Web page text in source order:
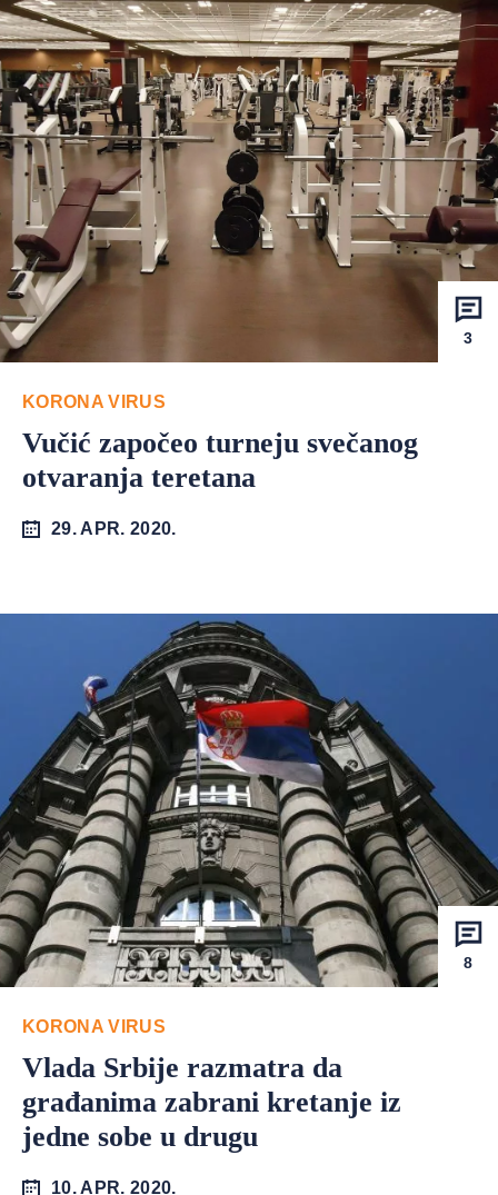
3
KORONA VIRUS
Vučić započeo turneju svečanog
otvaranja teretana
29. APR. 2020.
8
KORONA VIRUS
Vlada Srbije razmatra da
građanima zabrani kretanje iz
jedne sobe u drugu
10. APR. 2020.